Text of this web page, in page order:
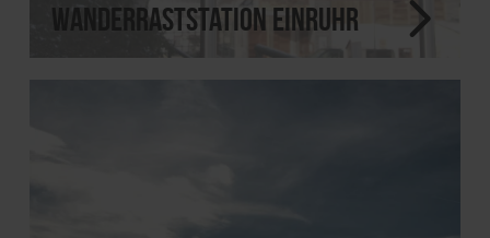
Wanderraststation Einruhr